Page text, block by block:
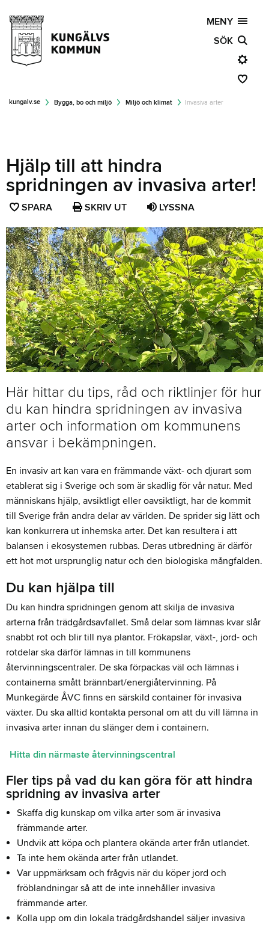
MENY
SÖK
kungalv.se Bygga, bo och miljö Miljö och klimat Invasiva arter
Hjälp till att hindra
spridningen av invasiva arter!
SPARA SPARA
SOM
FAVORIT
SKRIV UT LYSSNA
Här hittar du tips, råd och riktlinjer för hur
du kan hindra spridningen av invasiva
arter och information om kommunens
ansvar i bekämpningen.
En invasiv art kan vara en främmande växt- och djurart som
etablerat sig i Sverige och som är skadlig för vår natur. Med
människans hjälp, avsiktligt eller oavsiktligt, har de kommit
till Sverige från andra delar av världen. De sprider sig lätt och
kan konkurrera ut inhemska arter. Det kan resultera i att
balansen i ekosystemen rubbas. Deras utbredning är därför
ett hot mot ursprunglig natur och den biologiska mångfalden.
Du kan hjälpa till
Du kan hindra spridningen genom att skilja de invasiva
arterna från trädgårdsavfallet. Små delar som lämnas kvar slår
snabbt rot och blir till nya plantor. Frökapslar, växt-, jord- och
rotdelar ska därför lämnas in till kommunens
återvinningscentraler. De ska förpackas väl och lämnas i
containerna smått brännbart/energiåtervinning. På
Munkegärde ÅVC finns en särskild container för invasiva
växter. Du ska alltid kontakta personal om att du vill lämna in
invasiva arter innan du slänger dem i containern.
Hitta din närmaste återvinningscentral
Fler tips på vad du kan göra för att hindra
spridning av invasiva arter
Skaffa dig kunskap om vilka arter som är invasiva
främmande arter.
Undvik att köpa och plantera okända arter från utlandet.
Ta inte hem okända arter från utlandet.
Var uppmärksam och frågvis när du köper jord och
fröblandningar så att de inte innehåller invasiva
främmande arter.
Kolla upp om din lokala trädgårdshandel säljer invasiva